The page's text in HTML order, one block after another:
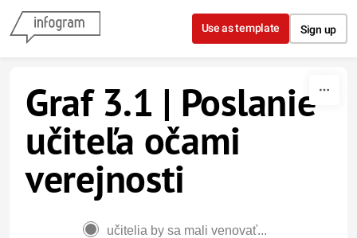
Skip to content
Use as template Sign up
Graf 3.1 | Poslanie
učiteľa očami
verejnosti
učitelia by sa mali venovať...